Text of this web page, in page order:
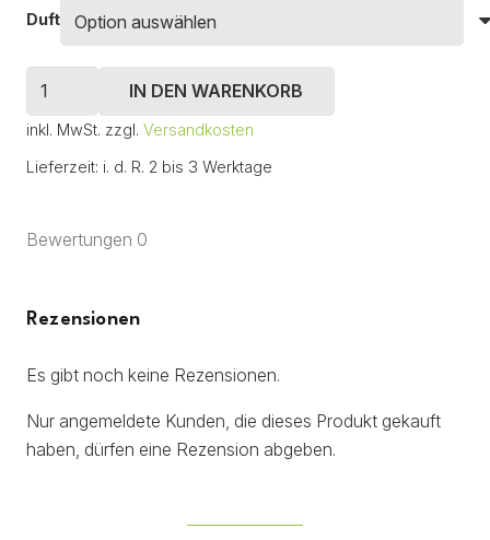
Duft
duft+
mit
Geruchsentferner
Menge
IN DEN WARENKORB
inkl. MwSt. zzgl. Versandkosten
Lieferzeit: i. d. R. 2 bis 3 Werktage
Bewertungen 0
Rezensionen
Es gibt noch keine Rezensionen.
Nur angemeldete Kunden, die dieses Produkt gekauft
haben, dürfen eine Rezension abgeben.